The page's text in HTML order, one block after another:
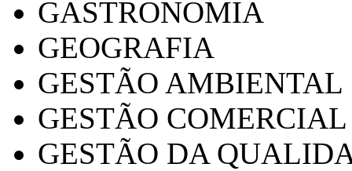
GASTRONOMIA
GEOGRAFIA
GESTÃO AMBIENTAL
GESTÃO COMERCIAL
GESTÃO DA